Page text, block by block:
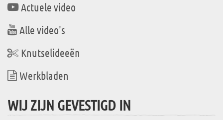
Actuele video
Alle video's
Knutselideeën
Werkbladen
WIJ ZIJN GEVESTIGD IN